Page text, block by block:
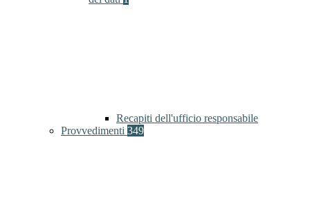
Recapiti dell'ufficio responsabile
Provvedimenti 349